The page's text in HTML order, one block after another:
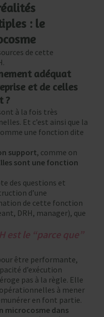
: le
de cette
adéquat
et de celles
?
à la fois très
Et c’est ainsi que la
une fonction dite
support, comme on
sont une fonction
des questions et
d’une
de cette fonction
DRH, manager), que
est le “parce que”
être performante,
d’exécution
pas à la règle. Elle
à mener
en font partie.
microcosme dans